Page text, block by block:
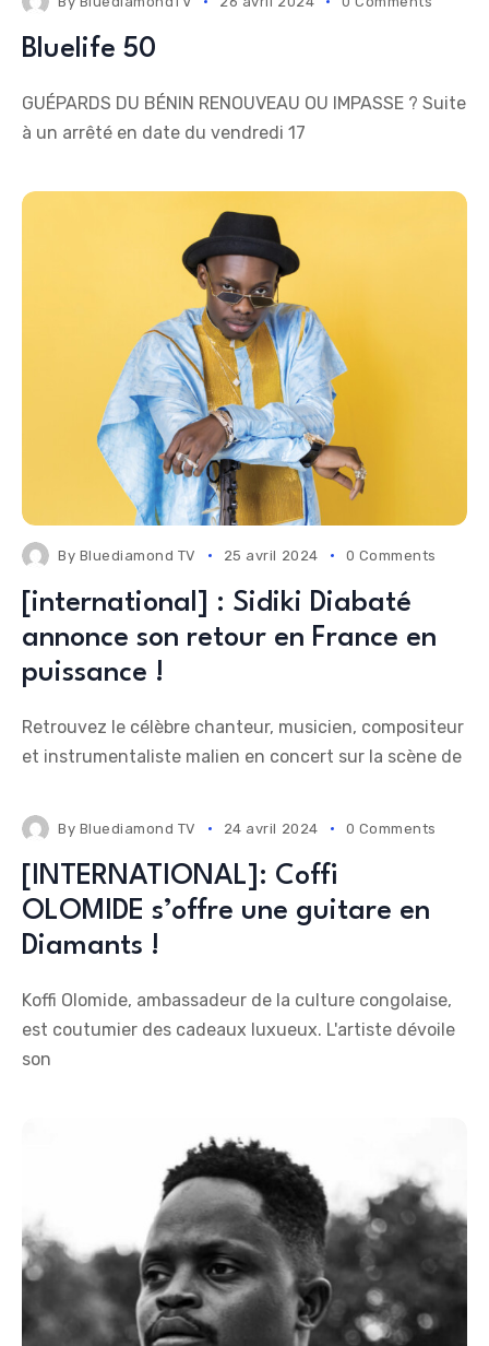
Bluelife 50
GUÉPARDS DU BÉNIN RENOUVEAU OU IMPASSE ? Suite
à un arrêté en date du vendredi 17
By Bluediamond TV 25 avril 2024 0 Comments
[international] : Sidiki Diabaté
annonce son retour en France en
puissance !
Retrouvez le célèbre chanteur, musicien, compositeur
et instrumentaliste malien en concert sur la scène de
By Bluediamond TV 24 avril 2024 0 Comments
[INTERNATIONAL]: Coffi
OLOMIDE s’offre une guitare en
Diamants !
Koffi Olomide, ambassadeur de la culture congolaise,
est coutumier des cadeaux luxueux. L'artiste dévoile
son